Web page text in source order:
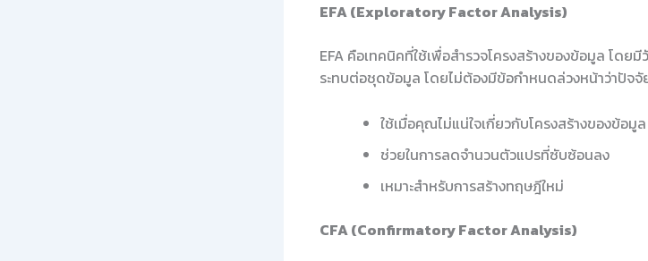
EFA (Exploratory Factor Analysis)
EFA คือเทคนิคที่ใช้เพื่อสำรวจโครงสร้างของข้อมูล โด
ระทบต่อชุดข้อมูล โดยไม่ต้องมีข้อกำหนดล่วงหน้าว่าปัจจั
ใช้เมื่อคุณไม่แน่ใจเกี่ยวกับโครงสร้างของข้อมูล
ช่วยในการลดจำนวนตัวแปรที่ซับซ้อนลง
เหมาะสำหรับการสร้างทฤษฎีใหม่
CFA (Confirmatory Factor Analysis)